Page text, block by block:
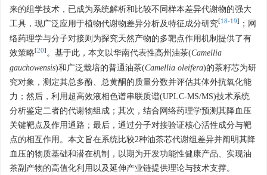
来的组学技术，已成为系统解析和比较不同样本差异代谢物的强大
工具，现广泛应用于植物代谢物差异分析及特征成分研究[18-19]
；网
络药理学与分子对接则为探究天然产物的多靶点作用机制提供了有
效策略[20] 。基于此，本文以华南代表性高州油茶(Camellia
gauchowensis)和广泛栽培的普通油茶(Camellia oleifera)的茶籽芯为研
究对象，测定其总多酚、总黄酮的质量分数并评估其体外抗氧化能
力；然后，利用超高效液相色谱串联质谱(UPLC-MS/MS)技术系统
分析鉴定二者的代谢物组成；其次，结合网络药理学预测其降血压
关键靶点及作用通路；最后，通过分子对接验证核心活性成分与靶
点的相互作用。本文旨在系统比较2种油茶芯代谢组差异并阐明其降
血压的物质基础和潜在机制，以期为开发功能性健康产品、实现油
茶副产物的高值化利用以及延伸产业链提供理论与技术支撑。